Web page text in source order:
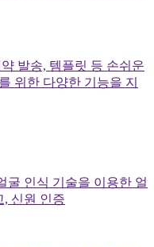
발송, 템플릿 등 손쉬운
위한 다양한 기능을 지
굴 인식 기술을 이용한 얼
, 신원 인증